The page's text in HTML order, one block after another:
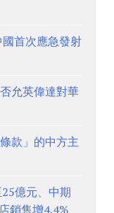
首次應急發射
允英偉達對華
款」的中方主
億元、中期
銷售增4.4%